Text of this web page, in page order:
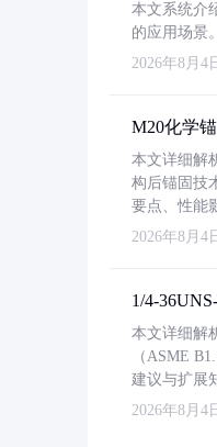
本文系统介
的应用场景
2026年8月4
M20化学
本文详细解
构后锚固技
要点、性能
2026年8月4
1/4-
本文详细解
（ASME
建议与扩展
2026年8月4